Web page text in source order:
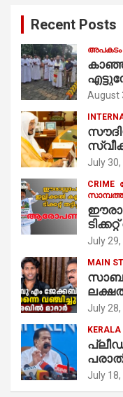
Recent Posts
അപകടം
എട്ടുനോമ്പ്
കുര്യൻ
August
July 30,
CRIME
July 29,
MAIN
ഫോണ്‍
July 28,
KERALA
July 18,